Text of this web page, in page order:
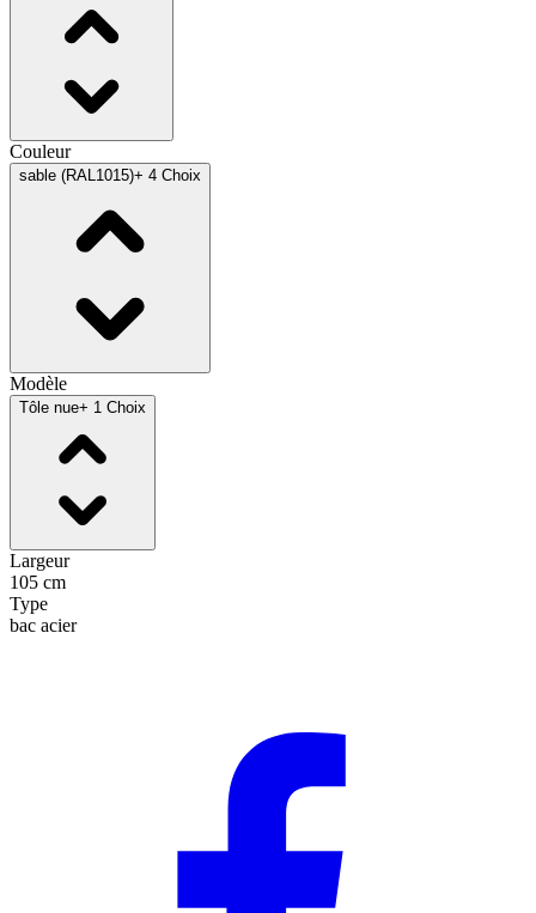
Couleur
sable (RAL1015)+ 4 Choix
Modèle
Tôle nue+ 1 Choix
Largeur
105 cm
Type
bac acier